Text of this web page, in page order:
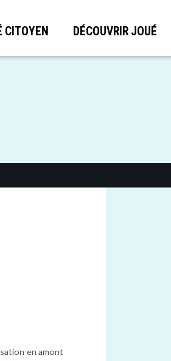
CITOYEN DÉCOUVRIR JOUÉ
en amont